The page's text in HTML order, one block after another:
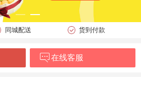
同城配送 货到付款
在线客服